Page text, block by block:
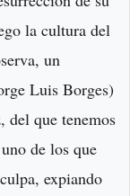
la cultura del
un
Luis Borges)
que tenemos
de los que
expiando